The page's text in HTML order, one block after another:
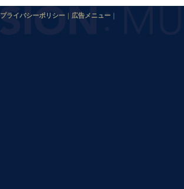
プライバシーポリシー ｜ 広告メニュー ｜